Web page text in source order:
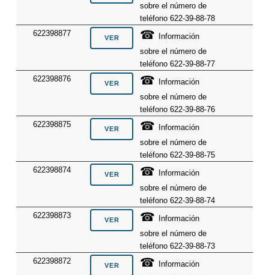
sobre el número de
teléfono 622-39-88-78
622398877
☎ Información
sobre el número de
teléfono 622-39-88-77
622398876
☎ Información
sobre el número de
teléfono 622-39-88-76
622398875
☎ Información
sobre el número de
teléfono 622-39-88-75
622398874
☎ Información
sobre el número de
teléfono 622-39-88-74
622398873
☎ Información
sobre el número de
teléfono 622-39-88-73
622398872
☎ Información